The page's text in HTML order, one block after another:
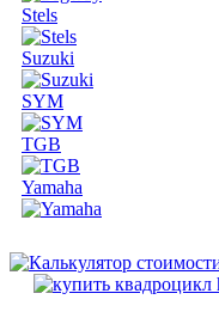
Stels
Suzuki
SYM
TGB
Yamaha